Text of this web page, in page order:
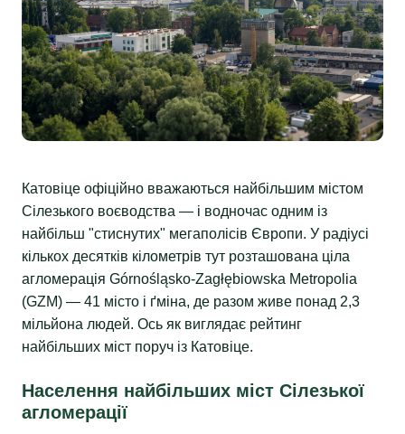
Катовіце офіційно вважаються найбільшим містом
Сілезького воєводства — і водночас одним із
найбільш "стиснутих" мегаполісів Європи. У радіусі
кількох десятків кілометрів тут розташована ціла
агломерація Górnośląsko-Zagłębiowska Metropolia
(GZM) — 41 місто і ґміна, де разом живе понад 2,3
мільйона людей. Ось як виглядає рейтинг
найбільших міст поруч із Катовіце.
Населення найбільших міст Сілезької
агломерації